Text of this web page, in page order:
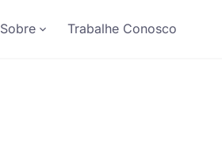
Sobre Trabalhe Conosco